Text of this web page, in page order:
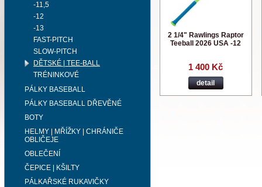
-11,5
-12
-13
FAST-PITCH
SLOW-PITCH
DĚTSKÉ | TEE-BALL
TRÉNINKOVÉ
PÁLKY BASEBALL
PÁLKY BASEBALL DŘEVĚNÉ
BOTY
HELMY | MŘÍŽKY | CHRÁNIČE
OBLIČEJE
OBLEČENÍ
ČEPICE | KŠILTY
PÁLKAŘSKÉ RUKAVIČKY
2 1/4" Rawlings Raptor
Teeball 2026 USA -12
1 400 Kč
detail